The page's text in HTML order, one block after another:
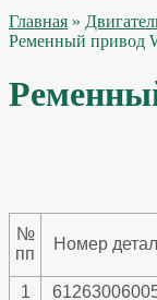
Главная »
Ременный привод
№
пп
Номер
1